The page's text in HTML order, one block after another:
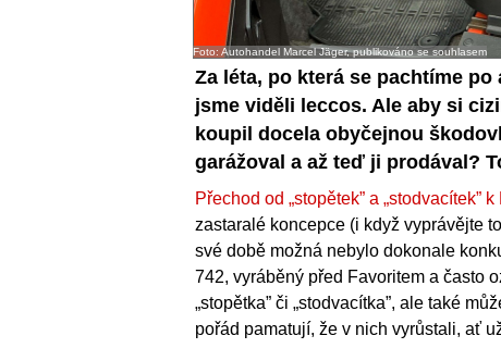
Foto: Autohandel Marcel Jäger, publikováno se souhlasem
Za léta, po která se pachtíme
jsme viděli leccos. Ale aby si
koupil docela obyčejnou
garážoval a až teď ji prodával?
Přechod od „stopětek” a „stodvacítek”
zastaralé koncepce (i když vyprávějte
své době možná nebylo dokonale
742, vyráběný před Favoritem a často
„stopětka” či „stodvacítka”, ale také
pořád pamatují, že v nich vyrůstali, ať